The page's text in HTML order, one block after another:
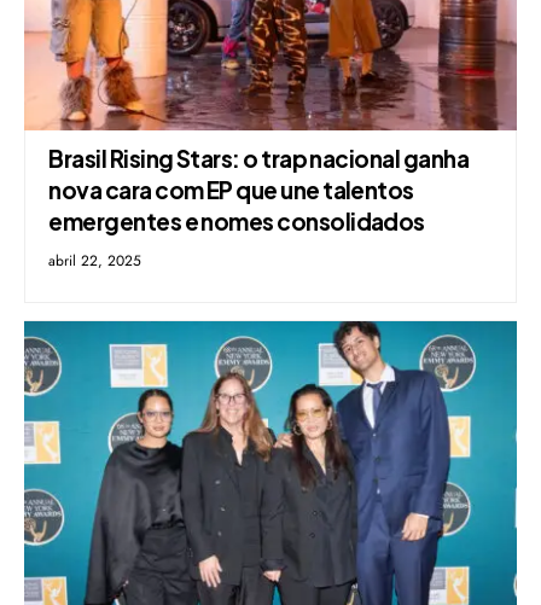
Brasil Rising Stars: o trap nacional ganha
nova cara com EP que une talentos
emergentes e nomes consolidados
abril 22, 2025